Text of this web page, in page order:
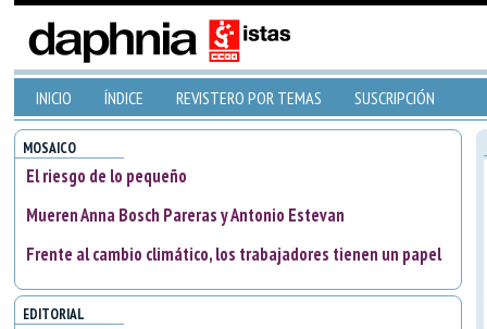
INICIO ÍNDICE REVISTERO POR TEMAS SUSCRIPCIÓN
MOSAICO
El riesgo de lo pequeño
Mueren Anna Bosch Pareras y Antonio Estevan
Frente al cambio climático, los trabajadores tienen un papel
EDITORIAL